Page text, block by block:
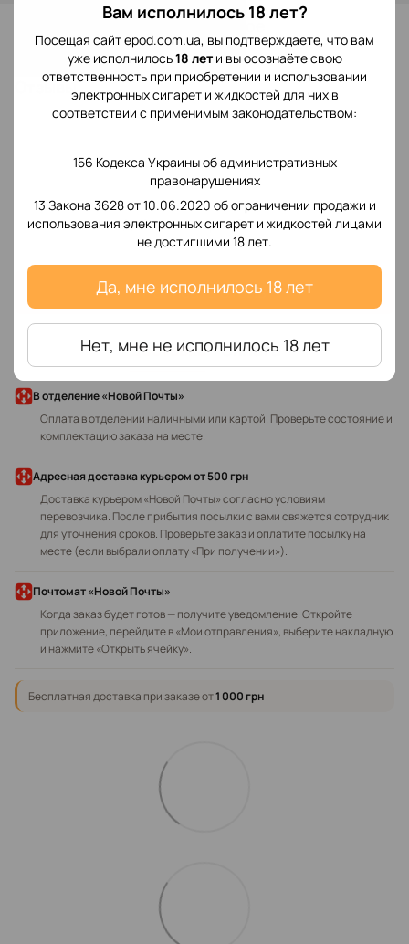
Вам исполнилось 18 лет?
Посещая сайт epod.com.ua, вы подтверждаете, что вам
уже исполнилось18 лети вы осознаёте свою
ответственность при приобретении и использовании
электронных сигарет и жидкостей для них в
соответствии с применимым законодательством:
156 Кодекса Украины об административных
правонарушениях
13 Закона 3628 от 10.06.2020 об ограничении продажи и
использования электронных сигарет и жидкостей лицами
не достигшими 18 лет.
Да, мне исполнилось 18 лет
Нет, мне не исполнилось 18 лет
В избранное
Отзывы
Добавьте первый отзыв
Написать отзыв
Доставка Оплата
В отделение «Новой Почты»
Оплата в отделении наличными или картой. Проверьте состояние и
комплектацию заказа на месте.
Адресная доставка курьеромот 500 грн
Доставка курьером «Новой Почты» согласно условиям
перевозчика. После прибытия посылки с вами свяжется сотрудник
для уточнения сроков. Проверьте заказ и оплатите посылку на
месте (если выбрали оплату «При получении»).
Почтомат «Новой Почты»
Когда заказ будет готов — получите уведомление. Откройте
приложение, перейдите в «Мои отправления», выберите накладную
и нажмите «Открыть ячейку».
Бесплатная доставка при заказе от1 000 грн